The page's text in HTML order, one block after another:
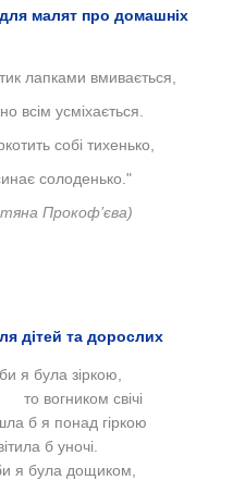
малят про домашніх
лапками вмивається,
всім усміхається.
собі тихенько,
солоденько."
Прокоф’єва)
дітей та дорослих
я була зіркою,
вогником свічі
б я понад гіркою
б уночі.
я була дощиком,